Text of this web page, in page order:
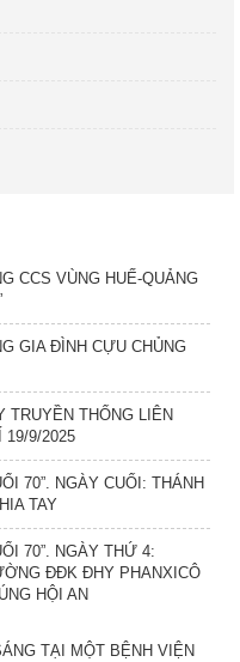
CCS VÙNG HUẾ-QUẢNG
GIA ĐÌNH CỰU CHỦNG
TRUYỀN THỐNG LIÊN
19/9/2025
70”. NGÀY CUỐI: THÁNH
TAY
70”. NGÀY THỨ 4:
ĐĐK ĐHY PHANXICÔ
HỘI AN
TẠI MỘT BỆNH VIỆN